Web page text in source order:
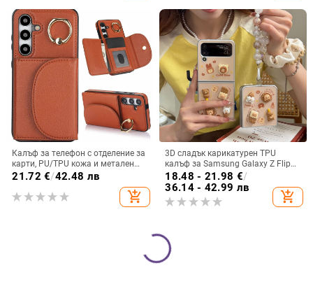
Калъф за телефон с отделение за
карти, PU/TPU кожа и метален
пръстен; ръчна изработка,
против изпускане, за Samsung
21.72 €/42.48 лв
add_shopping_cart
3D сладък карикатурен TPU
калъф за Samsung Galaxy Z Flip
6/3/4, защита срещу изпускане,
корейски стил
18.48 - 21.98 €/
36.14 - 42.99 лв
add_shopping_cart